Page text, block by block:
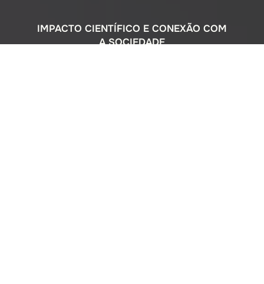
IMPACTO CIENTÍFICO E CONEXÃO COM
A SOCIEDADE